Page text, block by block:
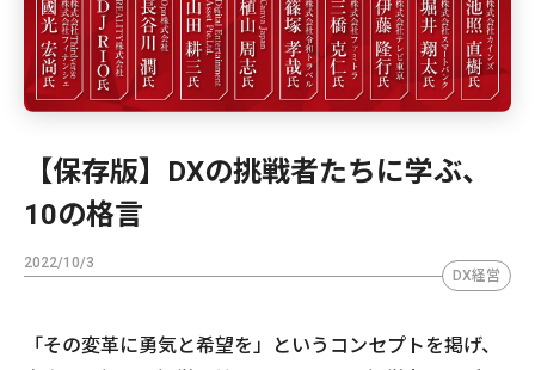
【保存版】DXの挑戦者たちに学ぶ、
10の格言
2022/10/3
DX経営
「その変革に勇気と希望を」というコンセプトを掲げ、